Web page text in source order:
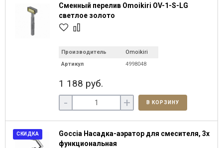
Сменный перелив Omoikiri OV-1-S-LG
светлое золото
Производитель
Omoikiri
Артикул
4998048
1 188 руб.
- + В КОРЗИНУ
СКИДКА
Goccia Насадка-аэратор для смесителя, 3х
функциональная